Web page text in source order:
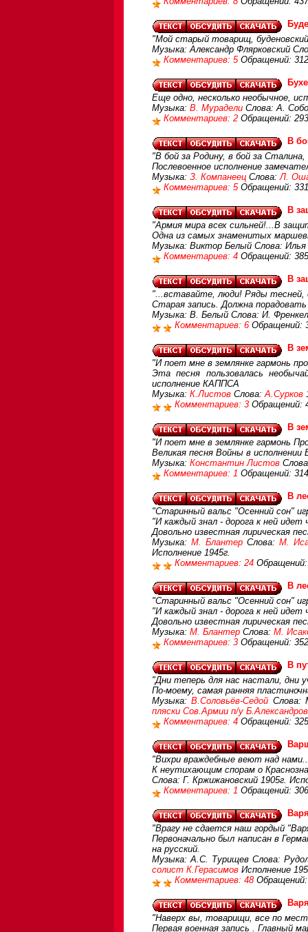
"Мой старый товарищ,
Музыка: Александр Флярковский
Комментариев: 5 Обращений:
Еще одно, несколько необычное,
Музыка: В. Мурадели Слова: А.
Комментариев: 2 Обращений:
В
"В бой за Родину, в бой за
Послевоенное исполнение
Музыка: З. Компанеец Слова:Л.
Комментариев: 5 Обращений:
В
"Армия мира всех сильней!...В
Одна из самых знаменитых
Музыка: Виктор Белый Слова:
Комментариев: 4 Обращений:
В
"...вставайте, люди! Ряды тесней,
Старая запись. Должна
Музыка: В. Белый Слова: И.
Комментариев: 6 Обращений:
В
"И поет мне в землянке гармонь
Эта песня пользовалась
исполнение КАППСА
Музыка: К.Листов Слова:А.Сурков
Комментариев: 3 Обращений:
В
"И поет мне в землянке гармонь
Великая песня Войны в
Музыка: Константин Листов
Комментариев: 1 Обращений:
В
"Старинный вальс "Осенний сон"
"И каждый знал - дорога к ней идет
Довольно известная лирическая
Музыка:М. Блантер Слова:М.
Исполнение 1945г.
Комментариев: 24 Обращений:
В
"Старинный вальс "Осенний сон"
"И каждый знал - дорога к ней идет
Довольно известная лирическая
Музыка: М. Блантер Слова: М.
Комментариев: 3 Обращений:
В
"Дни теперь для нас настали, дни
По-моему, самая ранняя
Музыка:В.Соловьёв-Седой Слова:
пляски Сов.Армии п/у
Комментариев: 4 Обращений:
"Вихри враждебные веют над
К неутихающим спорам о
Слова: Г. Кржижановский 1905г.
Комментариев: 1 Обращений:
"Врагу не сдается наш гордый
Первоначально был написан в
на русский.
Музыка: А.С. Турищев Слова:
солист К.Герасимов Исполнение
Комментариев: 48 Обращений:
"Наверх вы, товарищи, все по
Первая военная запись . Главный